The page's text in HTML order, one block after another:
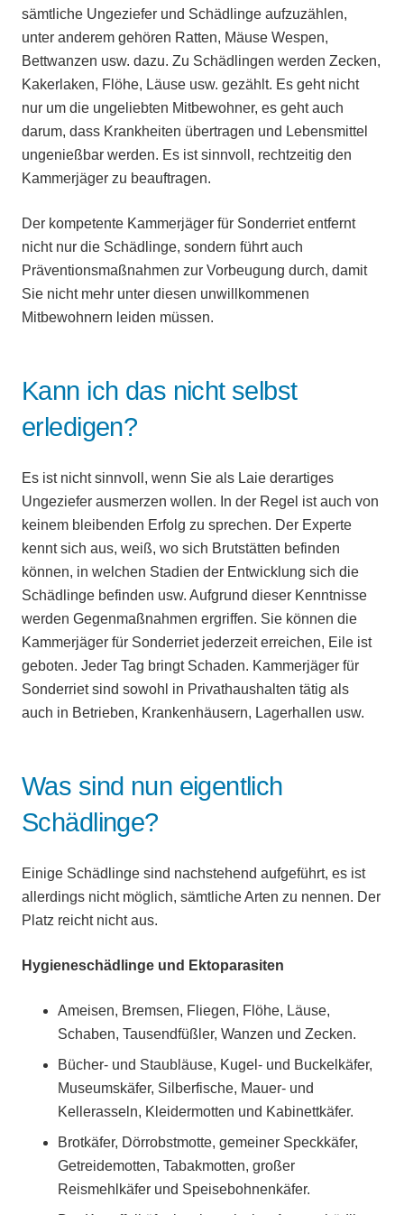
sämtliche Ungeziefer und Schädlinge aufzuzählen,
unter anderem gehören Ratten, Mäuse Wespen,
Bettwanzen usw. dazu. Zu Schädlingen werden Zecken,
Kakerlaken, Flöhe, Läuse usw. gezählt. Es geht nicht
nur um die ungeliebten Mitbewohner, es geht auch
darum, dass Krankheiten übertragen und Lebensmittel
ungenießbar werden. Es ist sinnvoll, rechtzeitig den
Kammerjäger zu beauftragen.
Der kompetente Kammerjäger für Sonderriet entfernt
nicht nur die Schädlinge, sondern führt auch
Präventionsmaßnahmen zur Vorbeugung durch, damit
Sie nicht mehr unter diesen unwillkommenen
Mitbewohnern leiden müssen.
Kann ich das nicht selbst
erledigen?
Es ist nicht sinnvoll, wenn Sie als Laie derartiges
Ungeziefer ausmerzen wollen. In der Regel ist auch von
keinem bleibenden Erfolg zu sprechen. Der Experte
kennt sich aus, weiß, wo sich Brutstätten befinden
können, in welchen Stadien der Entwicklung sich die
Schädlinge befinden usw. Aufgrund dieser Kenntnisse
werden Gegenmaßnahmen ergriffen. Sie können die
Kammerjäger für Sonderriet jederzeit erreichen, Eile ist
geboten. Jeder Tag bringt Schaden. Kammerjäger für
Sonderriet sind sowohl in Privathaushalten tätig als
auch in Betrieben, Krankenhäusern, Lagerhallen usw.
Was sind nun eigentlich
Schädlinge?
Einige Schädlinge sind nachstehend aufgeführt, es ist
allerdings nicht möglich, sämtliche Arten zu nennen. Der
Platz reicht nicht aus.
Hygieneschädlinge und Ektoparasiten
Ameisen, Bremsen, Fliegen, Flöhe, Läuse,
Schaben, Tausendfüßler, Wanzen und Zecken.
Bücher- und Staubläuse, Kugel- und Buckelkäfer,
Museumskäfer, Silberfische, Mauer- und
Kellerasseln, Kleidermotten und Kabinettkäfer.
Brotkäfer, Dörrobstmotte, gemeiner Speckkäfer,
Getreidemotten, Tabakmotten, großer
Reismehlkäfer und Speisebohnenkäfer.